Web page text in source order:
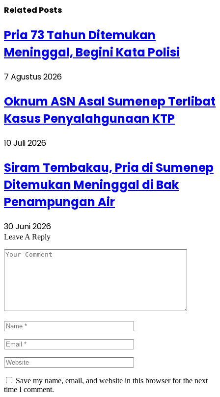
Related Posts
Pria 73 Tahun Ditemukan
Meninggal, Begini Kata Polisi
7 Agustus 2026
Oknum ASN Asal Sumenep Terlibat
Kasus Penyalahgunaan KTP
10 Juli 2026
Siram Tembakau, Pria di Sumenep
Ditemukan Meninggal di Bak
Penampungan Air
30 Juni 2026
Leave A Reply
Save my name, email, and website in this browser for the next
time I comment.